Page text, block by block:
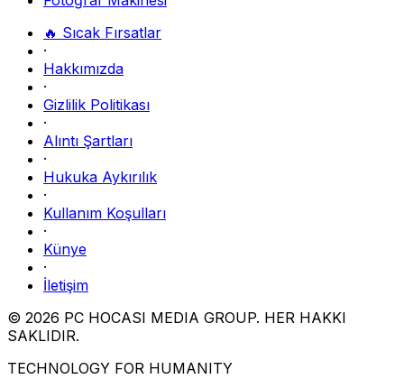
🔥 Sıcak Fırsatlar
·
Hakkımızda
·
Gizlilik Politikası
·
Alıntı Şartları
·
Hukuka Aykırılık
·
Kullanım Koşulları
·
Künye
·
İletişim
© 2026 PC HOCASI MEDIA GROUP. HER HAKKI
SAKLIDIR.
TECHNOLOGY FOR HUMANITY